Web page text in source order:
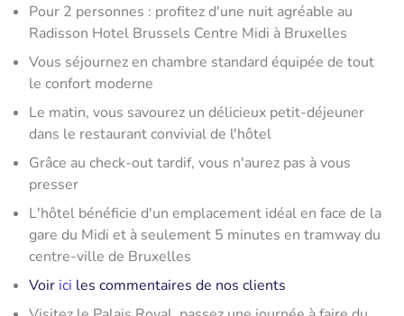
Pour 2 personnes : profitez d'une nuit agréable au
Radisson Hotel Brussels Centre Midi à Bruxelles
Vous séjournez en chambre standard équipée de tout
le confort moderne
Le matin, vous savourez un délicieux petit-déjeuner
dans le restaurant convivial de l'hôtel
Grâce au check-out tardif, vous n'aurez pas à vous
presser
L'hôtel bénéficie d'un emplacement idéal en face de la
gare du Midi et à seulement 5 minutes en tramway du
centre-ville de Bruxelles
Voir ici les commentaires de nos clients